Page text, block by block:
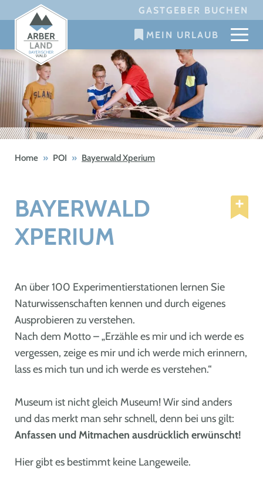
to
content
GASTGEBER BUCHEN
MEIN URLAUB
Home » POI » Bayerwald Xperium
BAYERWALD
XPERIUM
An über 100 Experimentierstationen lernen Sie
Naturwissenschaften kennen und durch eigenes
Ausprobieren zu verstehen.
Nach dem Motto – „Erzähle es mir und ich werde es
vergessen, zeige es mir und ich werde mich erinnern,
lass es mich tun und ich werde es verstehen.“
Museum ist nicht gleich Museum! Wir sind anders
und das merkt man sehr schnell, denn bei uns gilt:
Anfassen und Mitmachen ausdrücklich erwünscht!
Hier gibt es bestimmt keine Langeweile.